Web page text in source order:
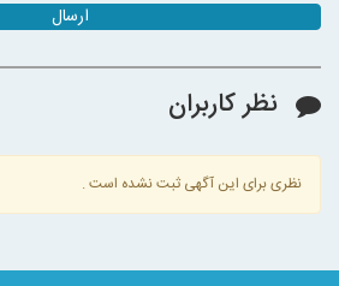
ارسال
نظر کاربران
نظری برای این آگهی ثبت نشده است .